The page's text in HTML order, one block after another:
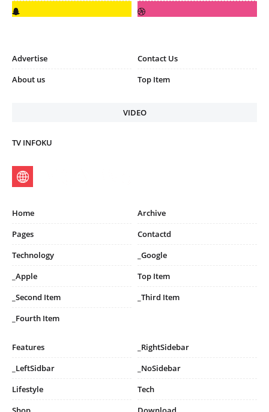
Advertise
Contact Us
About us
Top Item
VIDEO
TV INFOKU
Home
Archive
Pages
Contactd
Technology
_Google
_Apple
Top Item
_Second Item
_Third Item
_Fourth Item
Features
_RightSidebar
_LeftSidbar
_NoSidebar
Lifestyle
Tech